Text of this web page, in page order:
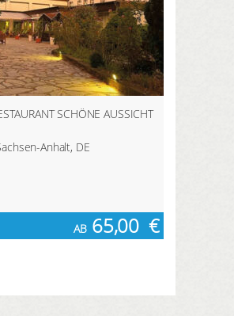
SCHÖNE AUSSICHT
Anhalt, DE
AB 65,00 €